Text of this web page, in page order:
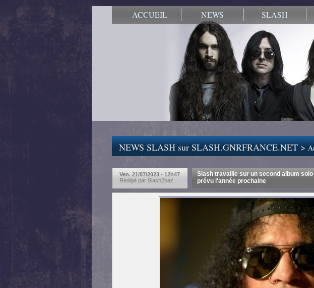
ACCUEIL NEWS SLASH
NEWS SLASH sur SLASH.GNRFRANCE.NET >
Ven. 21/07/2023 - 12h47
Rédigé par Slash2baz
Slash travaille sur un second album
prévu l'année prochaine